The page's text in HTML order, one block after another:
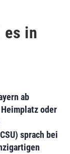
in
ab
oder
sprach bei